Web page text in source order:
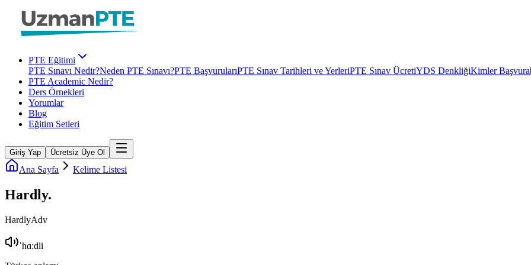
PTE Eğitimi
PTE Sınavı Nedir?Neden PTE Sınavı?PTE BaşvurularıPTE Sınav Tarihleri ve YerleriPTE Sınav ÜcretiYDS DenkliğiKimler
PTE Academic Nedir?
Ders Örnekleri
Yorumlar
Blog
Eğitim Setleri
Giriş Yap Ücretsiz Üye Ol
Ana Sayfa Kelime Listesi
Hardly.
HardlyAdv
ˈhɑːdli